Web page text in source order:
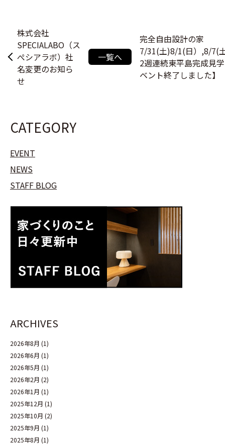
株式会社
SPECIALABO（ス
ぺシアラボ）社
名変更のお知ら
せ
一覧へ
完全自由設計の家
7/31(土)8/1(日）,8/7(
2週連続東平島完成見
ベント終了しました】
CATEGORY
EVENT
NEWS
STAFF BLOG
ARCHIVES
2026年8月 (1)
2026年6月 (1)
2026年5月 (1)
2026年2月 (2)
2026年1月 (1)
2025年12月 (1)
2025年10月 (2)
2025年9月 (1)
2025年8月 (1)